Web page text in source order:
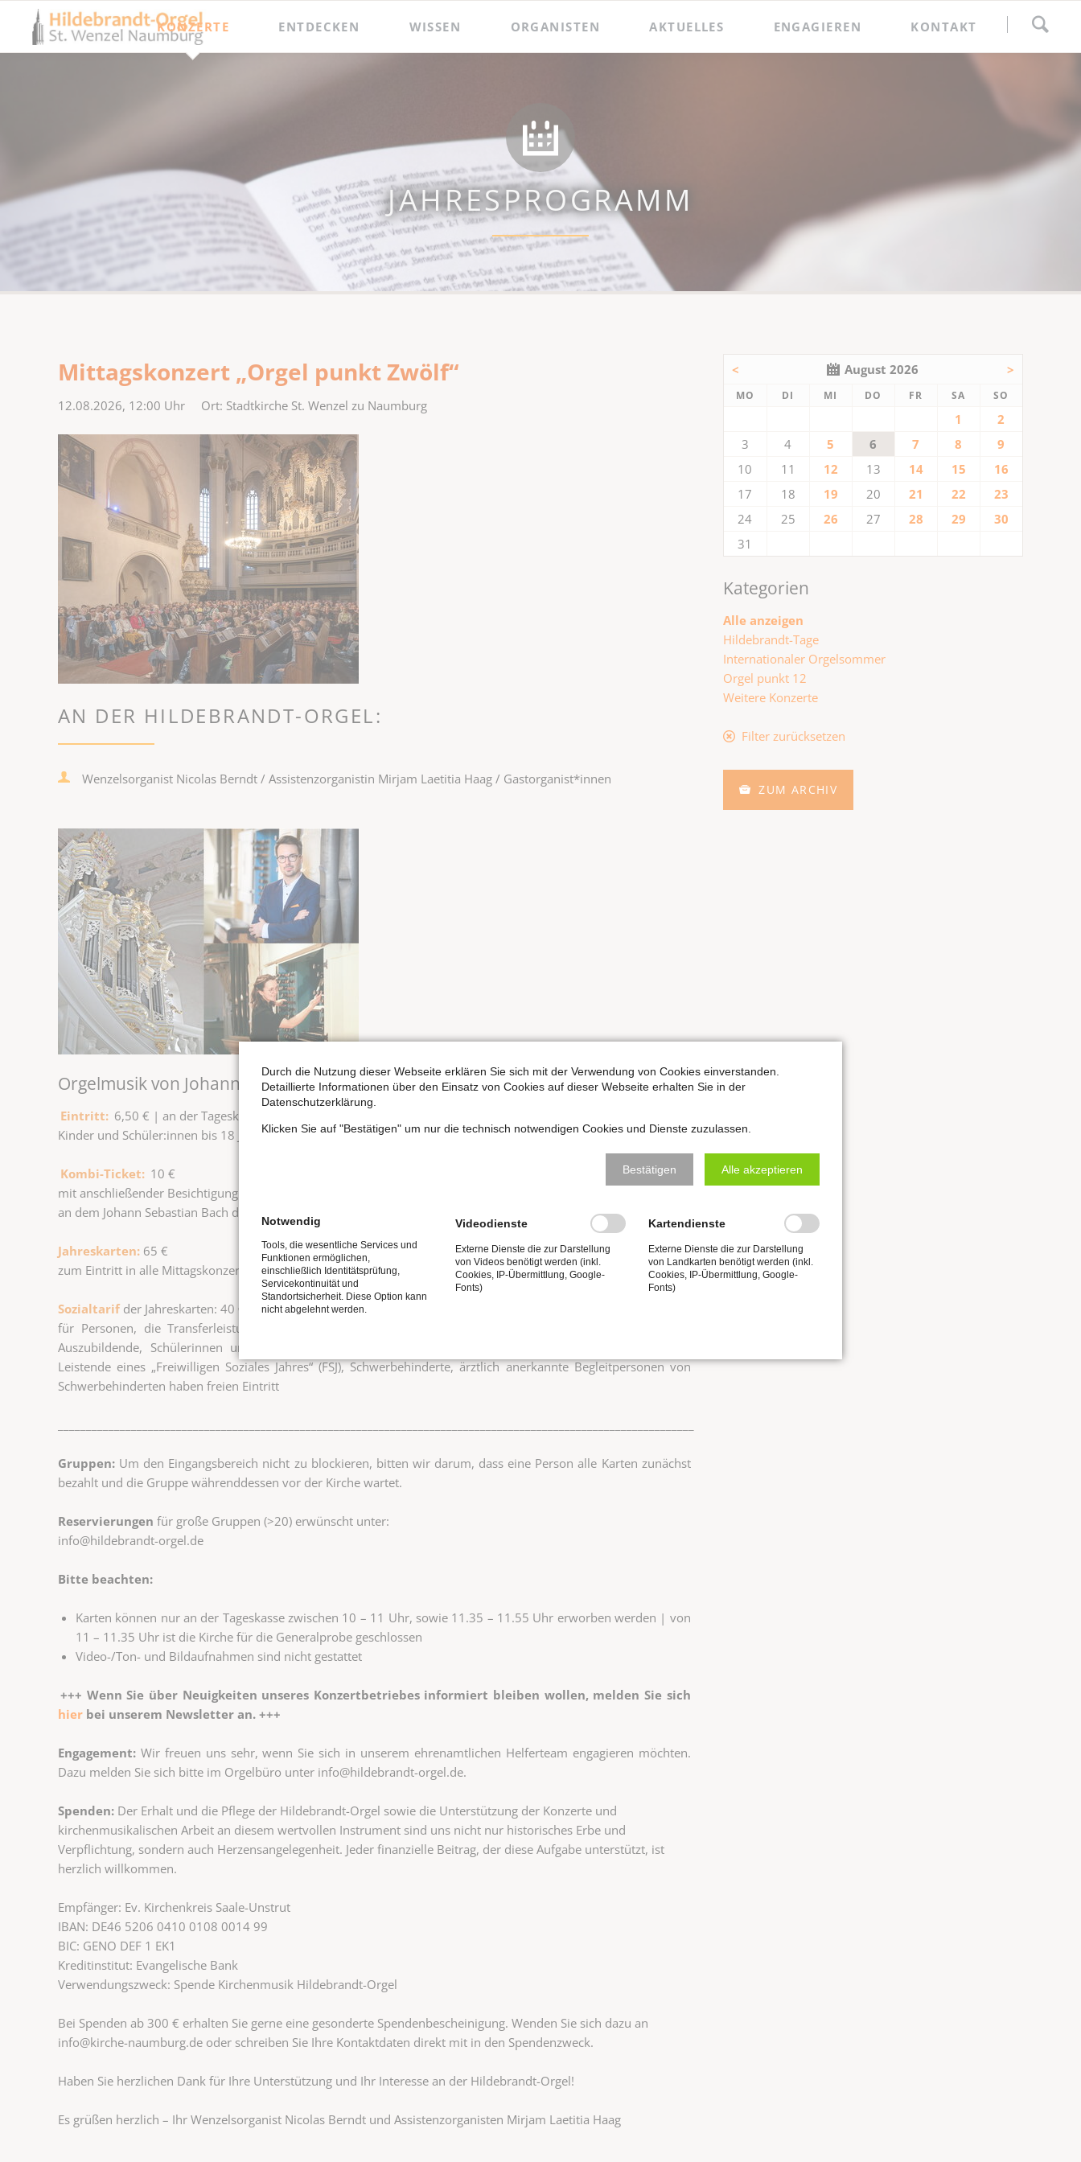
überspringen
KONZERTE
Festival Hildebrandt-Tage
ENTDECKEN WISSEN
Bach in Naumburg
ORGANISTEN
Die Assistenzorganistin
Berühmte Gast-Organisten
AKTUELLES ENGAGIEREN KONTAKT
JAHRESPROGRAMM
Mittagskonzert „Orgel punkt Zwölf“
12.08.2026, 12:00 Uhr Ort: Stadtkirche St. Wenzel zu Naumburg
AN DER HILDEBRANDT-ORGEL:
Wenzelsorganist Nicolas Berndt / Assistenzorganistin Mirjam Laetitia Haag / Gastorganist*innen
Orgelmusik von Johann Sebastian Bach und anderen Komponisten
Eintritt: 6,50 € | an der Tageskasse
Kinder und Schüler:innen bis 18 Jahre haben freien Eintritt
Kombi-Ticket: 10 €
mit anschließender Besichtigung des berühmten historischen Spieltisches,
an dem Johann Sebastian Bach die Orgelabnahme vollzogen hat, und der imposanten Balganlage
Jahreskarten: 65 €
zum Eintritt in alle Mittagskonzerte einer Konzertsaison vom 1. Mai bis 30. Oktober
Sozialtarifder Jahreskarten: 40 €
für Personen, die Transferleistungen (Bürgergeld, ALG II, Sozialhilfe, Grundsicherung) erhalten, Studierende,
Auszubildende, Schülerinnen und Schüler (ab 15 Jahren), Leistende des „Bundesfreiwilligendienstes“ (BFD),
Leistende eines „Freiwilligen Soziales Jahres“ (FSJ), Schwerbehinderte, ärztlich anerkannte Begleitpersonen von
Schwerbehinderten haben freien Eintritt
Gruppen: Um den Eingangsbereich nicht zu blockieren, bitten wir darum, dass eine Person alle Karten zunächst
bezahlt und die Gruppe währenddessen vor der Kirche wartet.
Reservierungen für große Gruppen (>20) erwünscht unter:
info@hildebrandt-orgel.de
Bitte beachten:
Karten können nur an der Tageskasse zwischen 10 – 11 Uhr, sowie 11.35 – 11.55 Uhr erworben werden | von
11 – 11.35 Uhr ist die Kirche für die Generalprobe geschlossen
Video-/Ton- und Bildaufnahmen sind nicht gestattet
+++ Wenn Sie über Neuigkeiten unseres Konzertbetriebes informiert bleiben wollen, melden Sie sich
hier bei unserem Newsletter an. +++
Engagement: Wir freuen uns sehr, wenn Sie sich in unserem ehrenamtlichen Helferteam engagieren möchten.
Dazu melden Sie sich bitte im Orgelbüro unter info@hildebrandt-orgel.de.
Spenden: Der Erhalt und die Pflege der Hildebrandt-Orgel sowie die Unterstützung der Konzerte und
kirchenmusikalischen Arbeit an diesem wertvollen Instrument sind uns nicht nur historisches Erbe und
Verpflichtung, sondern auch Herzensangelegenheit. Jeder finanzielle Beitrag, der diese Aufgabe unterstützt, ist
herzlich willkommen.
Empfänger: Ev. Kirchenkreis Saale-Unstrut
IBAN: DE46 5206 0410 0108 0014 99
BIC: GENO DEF 1 EK1
Kreditinstitut: Evangelische Bank
Verwendungszweck: Spende Kirchenmusik Hildebrandt-Orgel
Bei Spenden ab 300 € erhalten Sie gerne eine gesonderte Spendenbescheinigung. Wenden Sie sich dazu an
info@kirche-naumburg.de oder schreiben Sie Ihre Kontaktdaten direkt mit in den Spendenzweck.
Haben Sie herzlichen Dank für Ihre Unterstützung und Ihr Interesse an der Hildebrandt-Orgel!
Es grüßen herzlich – Ihr Wenzelsorganist Nicolas Berndt und Assistenzorganisten Mirjam Laetitia Haag
< August 2026 >
MO NTAGDI ENSTAG
MI TTWOCH
DO NNERSTAG
FR EITAGSA MSTAGSO
1
2
3
4 5 6 7 8
9
10
11 12 13 14 15
16
17
18 19 20 21 22
23
24
25 26 27 28 29
30
31
Kategorien
Alle anzeigen
Hildebrandt-Tage
Internationaler Orgelsommer
Orgel punkt 12
Weitere Konzerte
Filter zurücksetzen
ZUM ARCHIV
Durch die Nutzung dieser Webseite erklären Sie sich mit der Verwendung von Cookies einverstanden.
Detaillierte Informationen über den Einsatz von Cookies auf dieser Webseite erhalten Sie in der
Datenschutzerklärung.
Klicken Sie auf "Bestätigen" um nur die technisch notwendigen Cookies und Dienste zuzulassen.
Bestätigen Alle akzeptieren
Notwendig
Tools, die wesentliche Services und
Funktionen ermöglichen,
einschließlich Identitätsprüfung,
Servicekontinuität und
Standortsicherheit. Diese Option kann
nicht abgelehnt werden.
Videodienste
Externe Dienste die zur Darstellung
von Videos benötigt werden (inkl.
Cookies, IP-Übermittlung, Google-
Fonts)
Kartendienste
Externe Dienste die zur Darstellung
von Landkarten benötigt werden (inkl.
Cookies, IP-Übermittlung, Google-
Fonts)